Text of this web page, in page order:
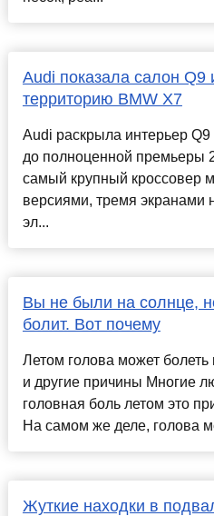
Audi показала салон Q9
территорию BMW X7
Audi раскрыла интерьер
до полноценной премьеры
самый крупный кроссовер
версиями, тремя экранами
эл...
Вы не были на солнце,
болит. Вот почему
Летом голова может болеть
и другие причины Многие
головная боль летом это
На самом же деле, голова
Жуткие находки в